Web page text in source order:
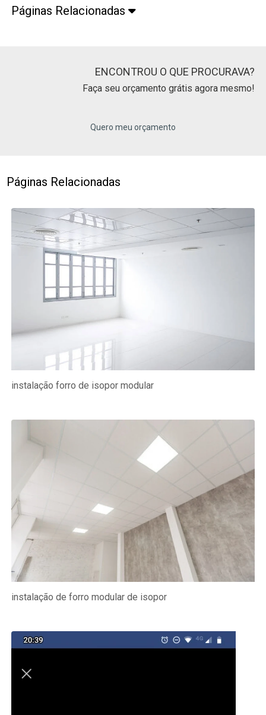
Páginas Relacionadas
ENCONTROU O QUE PROCURAVA?
Faça seu orçamento grátis agora mesmo!
Quero meu orçamento
Páginas Relacionadas
instalação forro de isopor modular
instalação de forro modular de isopor